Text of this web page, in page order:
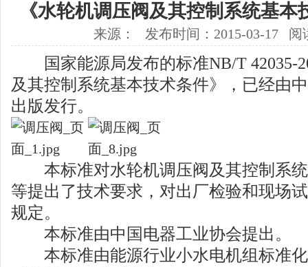
《水轮机调压阀及其控制系统基
来源： 发布时间：2015-03-17 阅
国家能源局发布的标准NB/T 42035-
及其控制系统基本技术条件》，已经由
出版发行。
本标准对水轮机调压阀及其控制系统
等提出了技术要求，对出厂检验和现场
规定。
本标准由中国电器工业协会提出。
本标准由能源行业小水电机组标准化